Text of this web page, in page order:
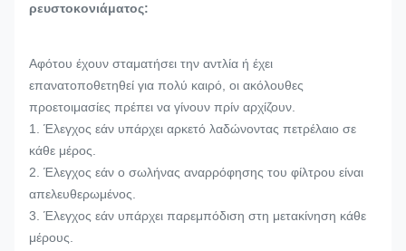
ρευστοκονιάματος:
Αφότου έχουν σταματήσει την αντλία ή έχει
επανατοποθετηθεί για πολύ καιρό, οι ακόλουθες
προετοιμασίες πρέπει να γίνουν πρίν αρχίζουν.
1. Έλεγχος εάν υπάρχει αρκετό λαδώνοντας πετρέλαιο σε
κάθε μέρος.
2. Έλεγχος εάν ο σωλήνας αναρρόφησης του φίλτρου είναι
απελευθερωμένος.
3. Έλεγχος εάν υπάρχει παρεμπόδιση στη μετακίνηση κάθε
μέρους.